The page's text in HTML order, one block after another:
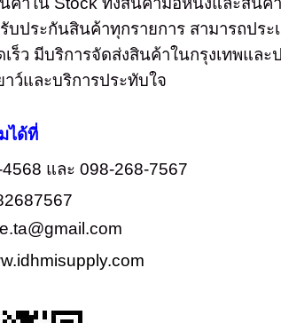
รับประกันสินค้าทุกรายการ สามารถประ
ดเร็ว มีบริการจัดส่งสินค้าในกรุงเทพแ
าว์และบริการประทับใจ
ได้ที่
และ 098-268-7567